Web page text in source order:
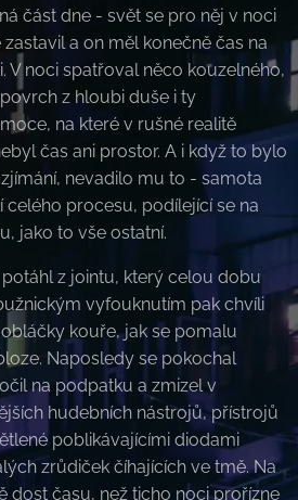
část dne - svět se pro něj v noci
a on měl konečně čas na
V noci spatřoval něco kouzelného,
z hloubi duše i ty
na které v rušné realitě
čas ani prostor. A i když to bylo
nevadilo mu to - samota
procesu, podílející se na
jako to vše ostatní.
z jointu, který celou dobu
vyfouknutím pak chvíli
kouře, jak se pomalu
Naposledy se pokochal
na podpatku a zmizel v
hudebních nástrojů, přístrojů
poblikávajícími diodami
zrůdiček číhajících ve tmě. Na
dost času, než ticho noci prořízne